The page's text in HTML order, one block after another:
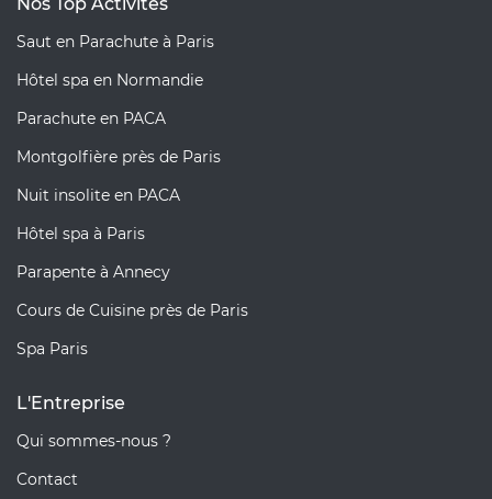
Saut en Parachute à Paris
Hôtel spa en Normandie
Parachute en PACA
Montgolfière près de Paris
Nuit insolite en PACA
Hôtel spa à Paris
Parapente à Annecy
Cours de Cuisine près de Paris
Spa Paris
L'Entreprise
Qui sommes-nous ?
Contact